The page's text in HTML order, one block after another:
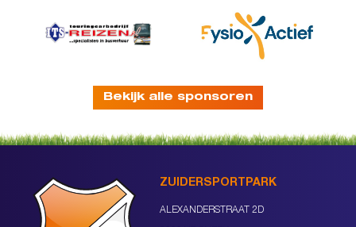
Bekijk alle sponsoren
ZUIDERSPORTPARK
ALEXANDERSTRAAT 2D